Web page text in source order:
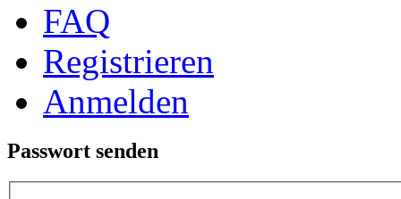
FAQ
Registrieren
Anmelden
Passwort senden